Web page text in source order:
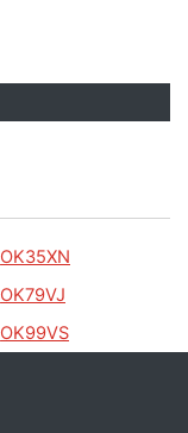
OK35XN
OK79VJ
OK99VS